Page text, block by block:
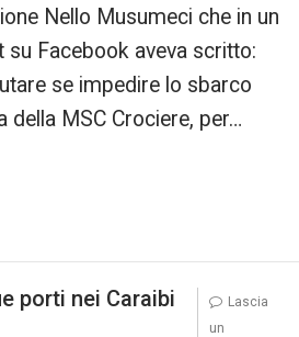
Nello Musumeci che in un
su Facebook aveva scritto:
se impedire lo sbarco
della MSC Crociere, per…
porti nei Caraibi
Lascia
un